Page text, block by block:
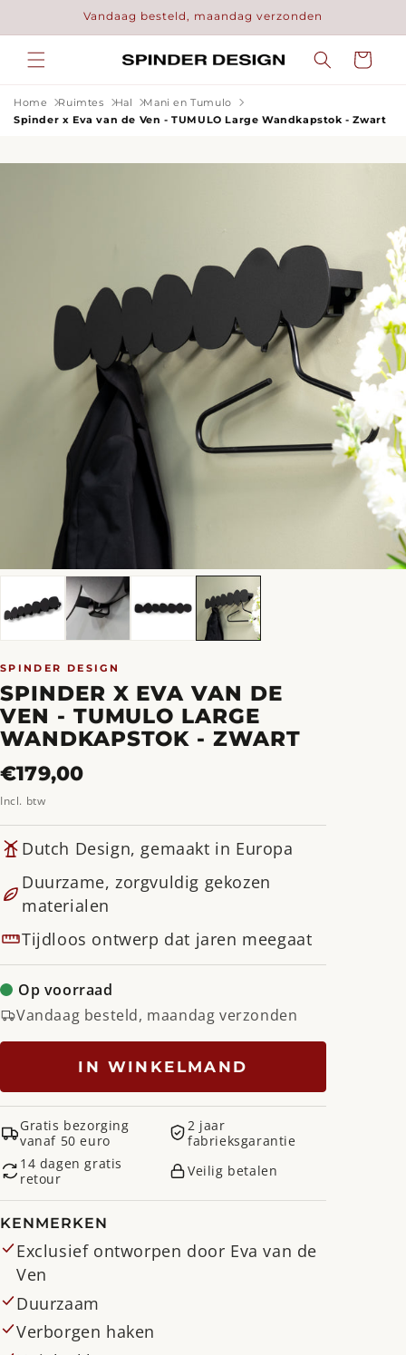
content
Vandaag besteld, maandag verzonden
Home Ruimtes Hal
Mani en Tumulo
Spinder x Eva van de Ven - TUMULO Large Wandkapstok - Zwart
SPINDER DESIGN
SPINDER X EVA VAN DE
VEN - TUMULO LARGE
WANDKAPSTOK - ZWART
Normale
€179,00
Incl. btw
Dutch Design, gemaakt in Europa
Duurzame, zorgvuldig gekozen
materialen
Tijdloos ontwerp dat jaren meegaat
Op voorraad
Vandaag besteld, maandag verzonden
IN WINKELMAND
Gratis bezorging
vanaf 50 euro
2 jaar
fabrieksgarantie
14 dagen gratis
retour
Veilig betalen
KENMERKEN
Exclusief ontworpen door Eva van de
Ven
Duurzaam
Verborgen haken